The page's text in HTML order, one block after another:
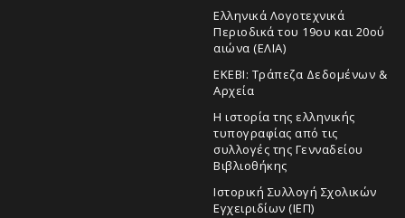
Ελληνικά Λογοτεχνικά
Περιοδικά του 19ου και 20ού
αιώνα (ΕΛΙΑ)
ΕΚΕΒΙ: Τράπεζα Δεδομένων &
Αρχεία
Η ιστορία της ελληνικής
τυπογραφίας από τις
συλλογές της Γενναδείου
Βιβλιοθήκης
Ιστορική Συλλογή Σχολικών
Εγχειριδίων (ΙΕΠ)